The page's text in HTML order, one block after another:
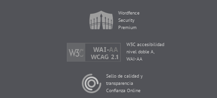
Wordfence
Security
Premium
W3C accesibilidad
nivel doble A,
WAI-AA
Sello de calidad y
transparencia
Confianza Online